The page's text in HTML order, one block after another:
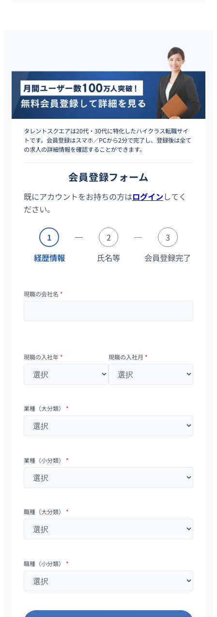
タレントスクエアは20代・30代に特化したハイクラス転職サイ
トです。会員登録はスマホ／PCから2分で完了し、登録後は全て
の求人の詳細情報を確認することができます。
会員登録フォーム
既にアカウントをお持ちの方はログインしてく
ださい。
1
経歴情報
2
氏名等
3
会員登録完了
現職の会社名 *
現職の入社年 * 現職の入社月 *
業種（大分類） *
業種（小分類） *
職種（大分類） *
職種（小分類） *